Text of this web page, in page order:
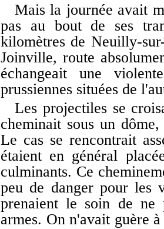
Mais la journée avait
pas au bout de ses
kilomètres de Neuilly-
Joinville, route
échangeait une
prussiennes situées de
Les projectiles se
cheminait sous un
Le cas se rencontrait
étaient en général
culminants. Ce
peu de danger pour les
prenaient le soin de ne
armes. On n'avait guère